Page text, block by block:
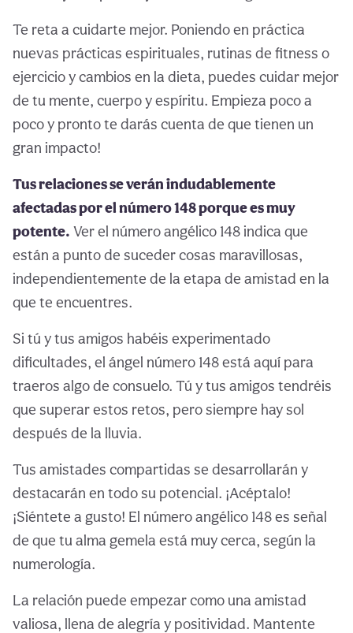
Te reta a cuidarte mejor. Poniendo en práctica
nuevas prácticas espirituales, rutinas de fitness o
ejercicio y cambios en la dieta, puedes cuidar mejor
de tu mente, cuerpo y espíritu. Empieza poco a
poco y pronto te darás cuenta de que tienen un
gran impacto!
Tus relaciones se verán indudablemente
afectadas por el número 148 porque es muy
potente. Ver el número angélico 148 indica que
están a punto de suceder cosas maravillosas,
independientemente de la etapa de amistad en la
que te encuentres.
Si tú y tus amigos habéis experimentado
dificultades, el ángel número 148 está aquí para
traeros algo de consuelo. Tú y tus amigos tendréis
que superar estos retos, pero siempre hay sol
después de la lluvia.
Tus amistades compartidas se desarrollarán y
destacarán en todo su potencial. ¡Acéptalo!
¡Siéntete a gusto! El número angélico 148 es señal
de que tu alma gemela está muy cerca, según la
numerología.
La relación puede empezar como una amistad
valiosa, llena de alegría y positividad. Mantente